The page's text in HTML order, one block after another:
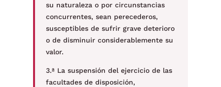
su naturaleza o por circunstancias
concurrentes, sean perecederos,
susceptibles de sufrir grave deterioro
o de disminuir considerablemente su
valor.
3.ª La suspensión del ejercicio de las
facultades de disposición,